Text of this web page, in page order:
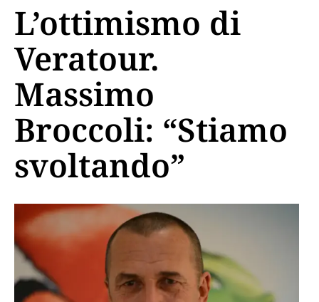
L’ottimismo di
Veratour.
Massimo
Broccoli: “Stiamo
svoltando”